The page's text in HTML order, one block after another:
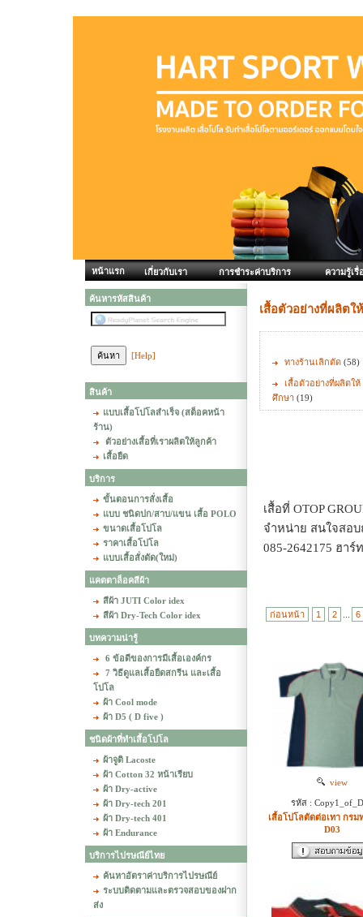
หน้าแรก เกี่ยวกับเรา การชำระค่าบริการ ความรู้เรื่
ค้นหารหัสสินค้า
[Help]
สินค้า
แบบเสื้อโปโลสำเร็จ (สต็อคหน้า
ร้าน)
ตัวอย่างเสื้อที่เราผลิตให้ลูกค้า
เสื้อยืด
บริการ
ขั้นตอนการสั่งเสื้อ
แบบ ชนิดปก/สาบ/แขน เสื้อ POLO
ขนาดเสื้อโปโล
ราคาเสื้อโปโล
แบบเสื้อสั่งตัด(ใหม่)
แคตตาล็อคสีผ้า
สีผ้า JUTI Color idex
สีผ้า Dry-Tech Color idex
บทความน่ารู้
6 ข้อดีของการมีเสื้อเองค์กร
7 วิธีดูแลเสื้อยืดสกรีน และเสื้อ
โปโล
ผ้า Cool mode
ผ้า D5 ( D five )
ชนิดผ้าที่ทำเสื้อโปโล
ผ้าจูติ Lacoste
ผ้า Cotton 32 หน้าเรียบ
ผ้า Dry-active
ผ้า Dry-tech 201
ผ้า Dry-tech 401
ผ้า Endurance
บริการไปรษณีย์ไทย
ค้นหาอัตราค่าบริการไปรษณีย์
ระบบติดตามและตรวจสอบของฝาก
ส่ง
เสื้อตัวอย่างที่ผลิตใ
ทางร้านเลิกตัด (58)
เสื้อตัวอย่างที่ผลิตใ
ศึกษา (19)
เสื้อที่ OTOP
จำหน่าย สนใจสอบ
085-2642175 ฮาร์
ก่อนหน้า 1 2 6
view
รหัส :
เสื้อโปโลตัดต่อเทา กรม
D03